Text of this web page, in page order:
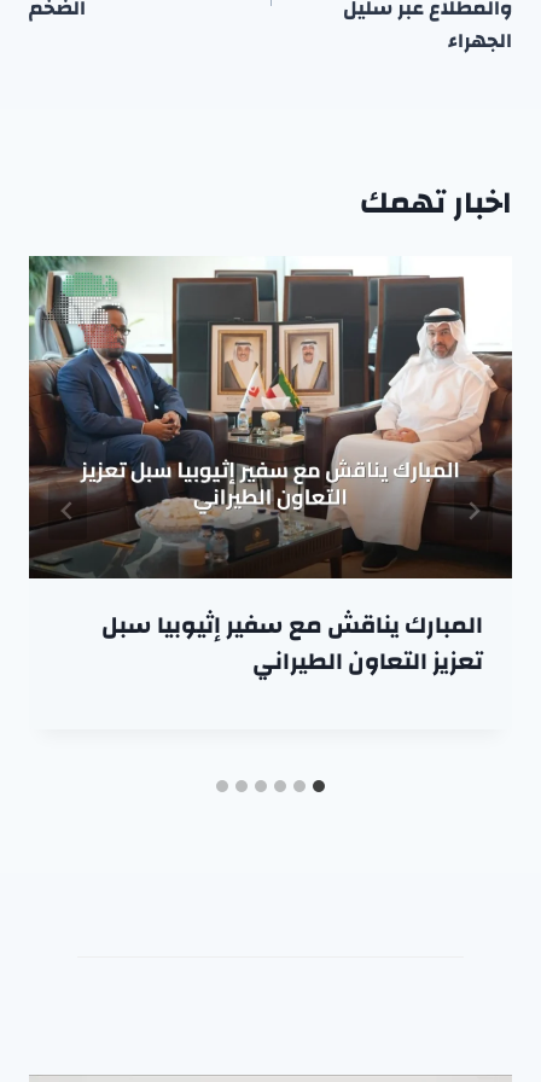
والمطلاع عبر سليل
الجهراء
الضخم
اخبار تهمك
المبارك يناقش مع سفير إثيوبيا سبل
تعزيز التعاون الطيراني